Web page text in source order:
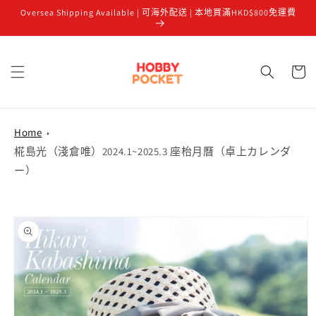
跳至內容
Oversea Shipping Available | 可海外配送 | 本地買滿HKD$800免運費
物
Home
椛島光（淺倉唯）2024.1~2025.3 座枱月曆（卓上カレンダ
ー）
略過產品
資訊